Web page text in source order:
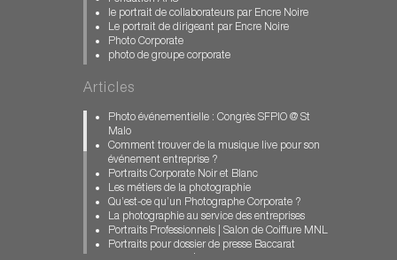
le portrait de collaborateurs par Encre Noire
Le portrait de dirigeant par Encre Noire
Photo Corporate
photo de groupe corporate
photographe événementiel paris
Photographe industriel
Photographe Portraits Dossiers Presse
Photographe pour Entreprise
Photographe pour entreprises
photographe professionnel paris
Photographie Corporate
photographie événementielle
Photographie événementielle à Paris
portrait corporate
portrait de chercheur
Portrait institutionnel
Articles
Photo événementielle : Congrès SFPIO @ St
Malo
Comment trouver de la musique live pour son
événement entreprise ?
Portraits Corporate Noir et Blanc
Les métiers de la photographie
Qu’est-ce qu’un Photographe Corporate ?
La photographie au service des entreprises
Portraits Professionnels | Salon de Coiffure MNL
Portraits pour dossier de presse Baccarat